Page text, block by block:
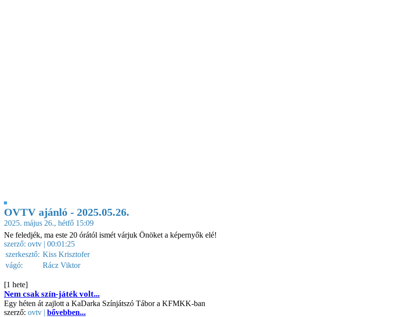
OVTV ajánló - 2025.05.26.
2025. május 26., hétfő 15:09
Ne feledjék, ma este 20 órától ismét várjuk Önöket a képernyők elé!
szerző: ovtv | 00:01:25
szerkesztő: Kiss Krisztofer
vágó:
Rácz Viktor
[1 hete]
Nem csak szín-játék volt...
Egy héten át zajlott a KaDarka Színjátszó Tábor a KFMKK-ban
szerző: ovtv | bővebben...